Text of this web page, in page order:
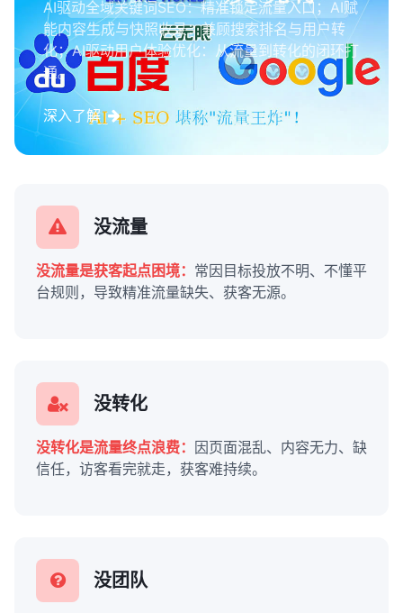
AI驱动全域关键词SEO：精准锁定流量入口；AI赋
能内容生成与快照收录：兼顾搜索排名与用户转
化；AI驱动用户体验优化：从流量到转化的闭环打
通。
深入了解
没流量
没流量是获客起点困境： 常因目标投放不明、不懂平
台规则，导致精准流量缺失、获客无源。
没转化
没转化是流量终点浪费： 因页面混乱、内容无力、缺
信任，访客看完就走，获客难持续。
没团队